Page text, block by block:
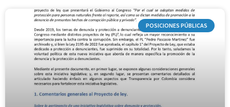
POSICIONES PÚBLICAS